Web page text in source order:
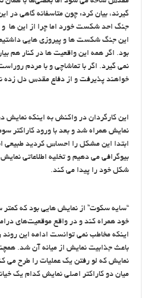
گیرند، بیان کرد: چون متاسفانه گاهی در
جنگ احد شکست خورد اما چرا از این ها
این جنگ شکست ها و پیروزی هایی
بود. اگر همه این واقعیت ها در کنار هم
نمی گیرد. اگر با تماشاچی و با مردم
خواهند پذیرفت و از دفاع مقدس دل زده
این کارگردان در واکنش به اینکه نمایش
نمایش همراه شد و بعد با ورود کاراکتر
ابتدا این مشکل را احساس کردید طبیعی
بیوگرافی می دهیم و تخلیه اطلاعاتی
شکل خود را پیدا می کند.
“سایه سکوت” از نمایش هایی بود که
خود همراه کند و در واقع موقعیت‌های
اینکه مخاطب نمی توانست ادامه این
باعث جذابیت نمایش از میانه آن شد.
نمایش که لو رفتن یک عملیات را طرح می
میان دو کاراکتر اصلی نمایش کدام یک